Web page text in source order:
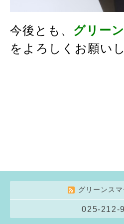
今後とも、 グリー
をよろしくお願い
グリーンス
025-212-